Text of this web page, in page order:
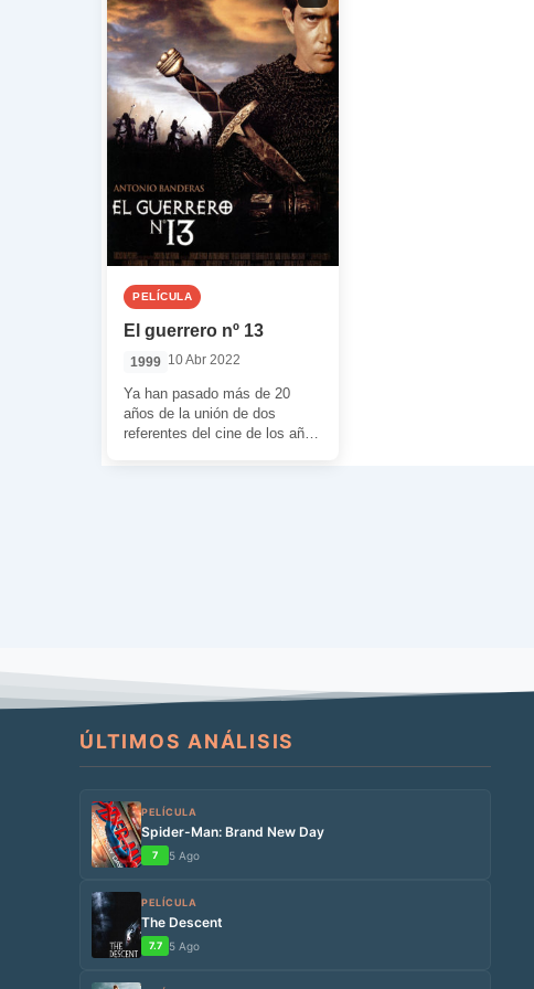
PELÍCULA
El guerrero nº 13
1999 10 Abr 2022
Ya han pasado más de 20
años de la unión de dos
referentes del cine de los años
ÚLTIMOS ANÁLISIS
PELÍCULA
Spider-Man: Brand New Day
7 5 Ago
PELÍCULA
The Descent
7.7 5 Ago